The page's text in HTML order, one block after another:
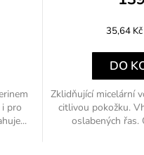
pro
Měrná
35,64
DO
Zklidňující micelární
citlivou pokožku.
oslabených řas.